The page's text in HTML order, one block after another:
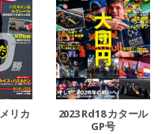
リカ
2023 Rd18 カタール
GP号